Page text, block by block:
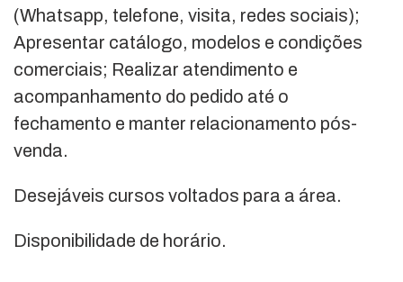
(Whatsapp, telefone, visita, redes sociais);
Apresentar catálogo, modelos e condições
comerciais; Realizar atendimento e
acompanhamento do pedido até o
fechamento e manter relacionamento pós-
venda.
Desejáveis cursos voltados para a área.
Disponibilidade de horário.